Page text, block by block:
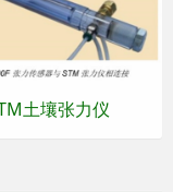
土壤张力仪